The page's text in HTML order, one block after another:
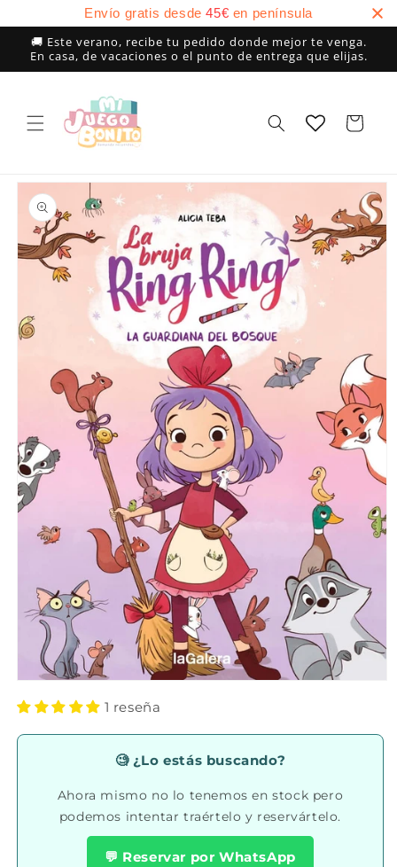
Envío gratis desde45€ en península
directamente
al contenido
🚚 Este verano, recibe tu pedido donde mejor te venga.
En casa, de vacaciones o el punto de entrega que elijas.
Carrito
directamente
a la
información
del producto
elemento
multimedia
en
1 reseña
🧐 ¿Lo estás buscando?
Ahora mismo no lo tenemos en stock pero
podemos intentar traértelo y reservártelo.
💬 Reservar por WhatsApp